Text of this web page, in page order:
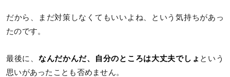
だから、まだ対策しなくてもいいよね、という気持ちがあっ
たのです。
最後に、 なんだかんだ、自分のところは大丈夫でしょ という
思いがあったことも否めません。